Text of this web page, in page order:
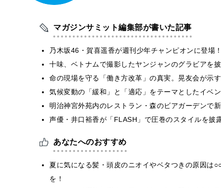
マガジンサミット編集部が書いた記事
乃木坂46・賀喜遥香が週刊少年チャンピオンに登
十味、ベトナムで撮影したヤンジャンのグラビアを
命の現場を守る「働き方改革」の真実。晃友会が示
気候変動の「緩和」と「適応」をテーマとしたイベ
明治神宮外苑内のレストラン・森のビアガーデンで
声優・井口裕香が「FLASH」で圧巻のスタイルを
あなたへのおすすめ
夏に気になる髪・頭皮のニオイやベタつきの原因は
を！